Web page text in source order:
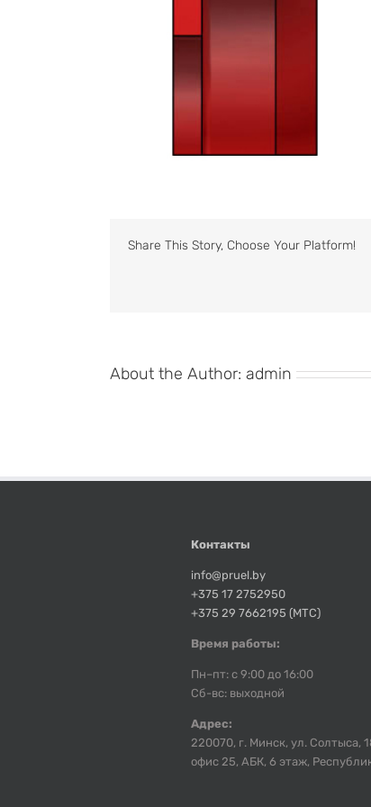
Share This Story, Choose Your Platform!
About the Author: admin
Контакты
info@pruel.by
+375 17 2752950
+375 29 7662195 (МТС)
Время работы:
Пн–пт: с 9:00 до 16:00
Сб-вс: выходной
Адрес:
220070, г. Минск, ул. Солтыса,
офис 25, АБК, 6 этаж,